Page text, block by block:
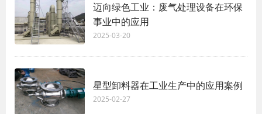
迈向绿色工业：废气处理设备在环保
事业中的应用
2025-03-20
星型卸料器在工业生产中的应用案例
2025-02-27